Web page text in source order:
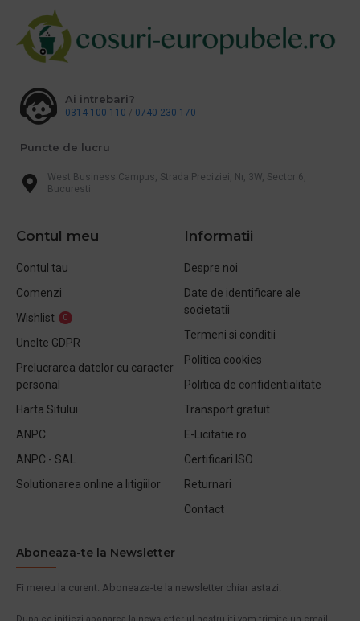
Ai intrebari?
0314 100 110 / 0740 230 170
Puncte de lucru
West Business Campus, Strada Preciziei, Nr, 3W, Sector 6,
Bucuresti
Contul meu
Contul tau
Comenzi
Wishlist
0
Unelte GDPR
Prelucrarea datelor cu caracter
personal
Harta Sitului
ANPC
ANPC - SAL
Solutionarea online a litigiilor
Informatii
Despre noi
Date de identificare ale
societatii
Termeni si conditii
Politica cookies
Politica de confidentialitate
Transport gratuit
E-Licitatie.ro
Certificari ISO
Returnari
Contact
Aboneaza-te la Newsletter
Fi mereu la curent. Aboneaza-te la newsletter chiar astazi.
Dupa ce initiezi abonarea la newsletter-ul nostru iti vom trimite un email